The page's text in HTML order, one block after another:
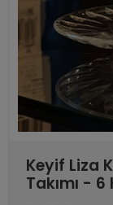
Keyif Liza
Takımı - 6